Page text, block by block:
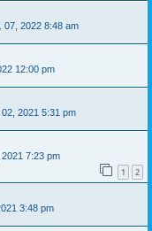
07, 2022 8:48 am
12:00 pm
02, 2021 5:31 pm
7:23 pm
1 2
3:48 pm